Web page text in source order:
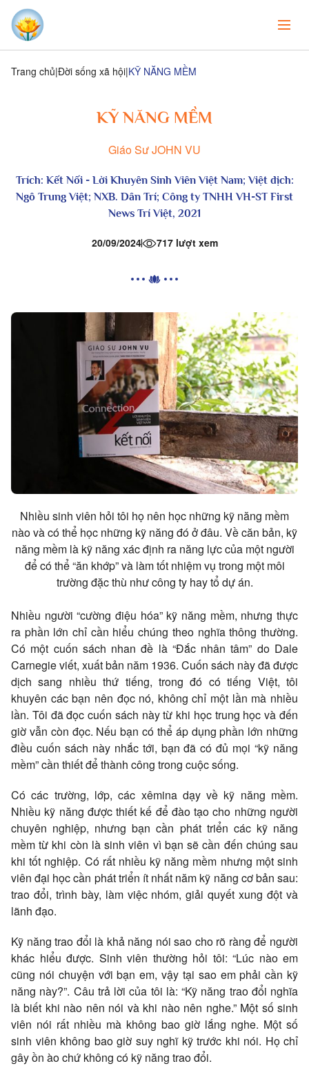
Trang chủ Đời sống xã hội KỸ NĂNG MỀM
KỸ NĂNG MỀM
Giáo Sư JOHN VU
Trích: Kết Nối - Lời Khuyên Sinh Viên Việt Nam; Việt dịch:
Ngô Trung Việt; NXB. Dân Trí; Công ty TNHH VH-ST First
News Trí Việt, 2021
20/09/2024 717 lượt xem
Nhiều sinh viên hỏi tôi họ nên học những kỹ năng mềm
nào và có thể học những kỹ năng đó ở đâu. Về căn bản, kỹ
năng mềm là kỹ năng xác định ra năng lực của một người
để có thể “ăn khớp” và làm tốt nhiệm vụ trong một môi
trường đặc thù như công ty hay tổ dự án.
Nhiều người “cường điệu hóa” kỹ năng mềm, nhưng thực
ra phần lớn chỉ cần hiểu chúng theo nghĩa thông thường.
Có một cuốn sách nhan đề là “Đắc nhân tâm” do Dale
Carnegie viết, xuất bản năm 1936. Cuốn sách này đã được
dịch sang nhiều thứ tiếng, trong đó có tiếng Việt, tôi
khuyên các bạn nên đọc nó, không chỉ một lần mà nhiều
lần. Tôi đã đọc cuốn sách này từ khi học trung học và đến
giờ vẫn còn đọc. Nếu bạn có thể áp dụng phần lớn những
điều cuốn sách này nhắc tới, bạn đã có đủ mọi “kỹ năng
mềm” cần thiết để thành công trong cuộc sống.
Có các trường, lớp, các xêmina dạy về kỹ năng mềm.
Nhiều kỹ năng được thiết kế để đào tạo cho những người
chuyên nghiệp, nhưng bạn cần phát triển các kỹ năng
mềm từ khi còn là sinh viên vì bạn sẽ cần đến chúng sau
khi tốt nghiệp. Có rất nhiều kỹ năng mềm nhưng một sinh
viên đại học cần phát triển ít nhất năm kỹ năng cơ bản sau:
trao đổi, trình bày, làm việc nhóm, giải quyết xung đột và
lãnh đạo.
Kỹ năng trao đổi là khả năng nói sao cho rõ ràng để người
khác hiểu được. Sinh viên thường hỏi tôi: “Lúc nào em
cũng nói chuyện với bạn em, vậy tại sao em phải cần kỹ
năng này?”. Câu trả lời của tôi là: “Kỹ năng trao đổi nghĩa
là biết khi nào nên nói và khi nào nên nghe.” Một số sinh
viên nói rất nhiều mà không bao giờ lắng nghe. Một số
sinh viên không bao giờ suy nghĩ kỹ trước khi nói. Họ chỉ
gây ồn ào chứ không có kỹ năng trao đổi.